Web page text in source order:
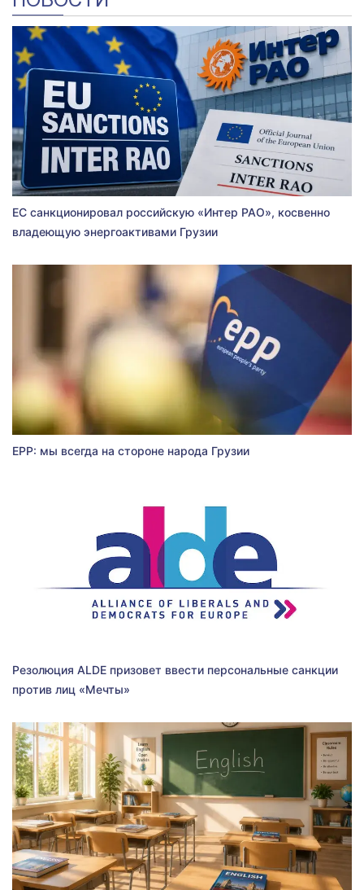
ЕС санкционировал российскую «Интер РАО», косвенно
владеющую энергоактивами Грузии
EPP: мы всегда на стороне народа Грузии
Резолюция ALDE призовет ввести персональные санкции
против лиц «Мечты»